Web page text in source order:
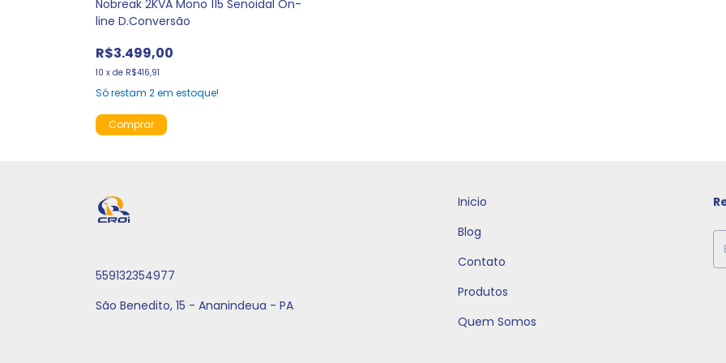
Nobreak 2KVA Mono 115 Senoidal On-
line D.Conversão
R$3.499,00
10 x de R$416,91
Só restam 2em estoque!
559132354977
São Benedito, 15 - Ananindeua - PA
Inicio
Blog
Contato
Produtos
Quem Somos